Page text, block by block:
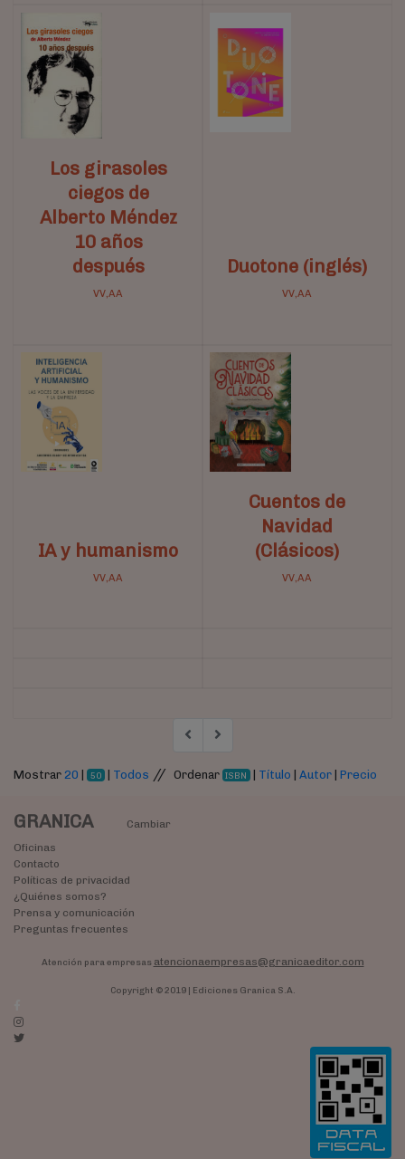
Los girasoles
ciegos de
Alberto Méndez
10 años
después
VV,AA
Duotone (inglés)
VV,AA
IA y humanismo
VV,AA
Cuentos de
Navidad
(Clásicos)
VV,AA
Mostrar 20 | 50 | Todos // Ordenar ISBN | Título |Autor |Precio
GRANICA
Cambiar
Oficinas
Contacto
Políticas de privacidad
¿Quiénes somos?
Prensa y comunicación
Preguntas frecuentes
Atención para empresas atencionaempresas@granicaeditor.com
Copyright © 2019 | Ediciones Granica S.A.